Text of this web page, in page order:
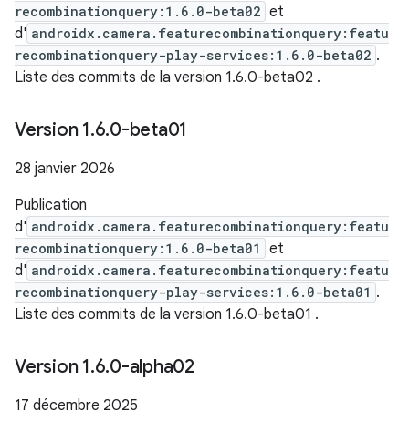
recombinationquery:1.6.0-beta02 et
d' androidx.camera.featurecombinationquery:featu
recombinationquery-play-services:1.6.0-beta02 .
Liste des commits de la version 1.6.0-beta02 .
Version 1.6.0-beta01
28 janvier 2026
Publication
d' androidx.camera.featurecombinationquery:featu
recombinationquery:1.6.0-beta01
et
d' androidx.camera.featurecombinationquery:featu
recombinationquery-play-services:1.6.0-beta01 .
Liste des commits de la version 1.6.0-beta01 .
Version 1.6.0-alpha02
17 décembre 2025